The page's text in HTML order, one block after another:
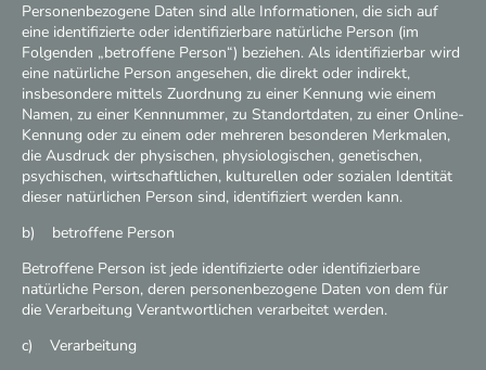
Personenbezogene Daten sind alle Informationen, die sich auf
eine identifizierte oder identifizierbare natürliche Person (im
Folgenden „betroffene Person“) beziehen. Als identifizierbar wird
eine natürliche Person angesehen, die direkt oder indirekt,
insbesondere mittels Zuordnung zu einer Kennung wie einem
Namen, zu einer Kennnummer, zu Standortdaten, zu einer Online-
Kennung oder zu einem oder mehreren besonderen Merkmalen,
die Ausdruck der physischen, physiologischen, genetischen,
psychischen, wirtschaftlichen, kulturellen oder sozialen Identität
dieser natürlichen Person sind, identifiziert werden kann.
b) betroffene Person
Betroffene Person ist jede identifizierte oder identifizierbare
natürliche Person, deren personenbezogene Daten von dem für
die Verarbeitung Verantwortlichen verarbeitet werden.
c) Verarbeitung